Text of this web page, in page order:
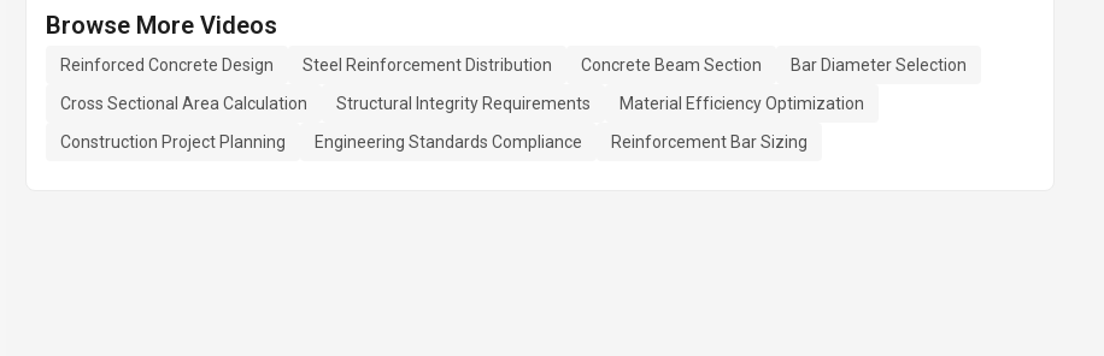
Browse More Videos
Reinforced Concrete Design Steel Reinforcement Distribution Concrete Beam Section
Bar Diameter Selection
Cross Sectional Area Calculation
Structural Integrity Requirements
Material Efficiency Optimization
Construction Project Planning
Engineering Standards Compliance Reinforcement Bar Sizing